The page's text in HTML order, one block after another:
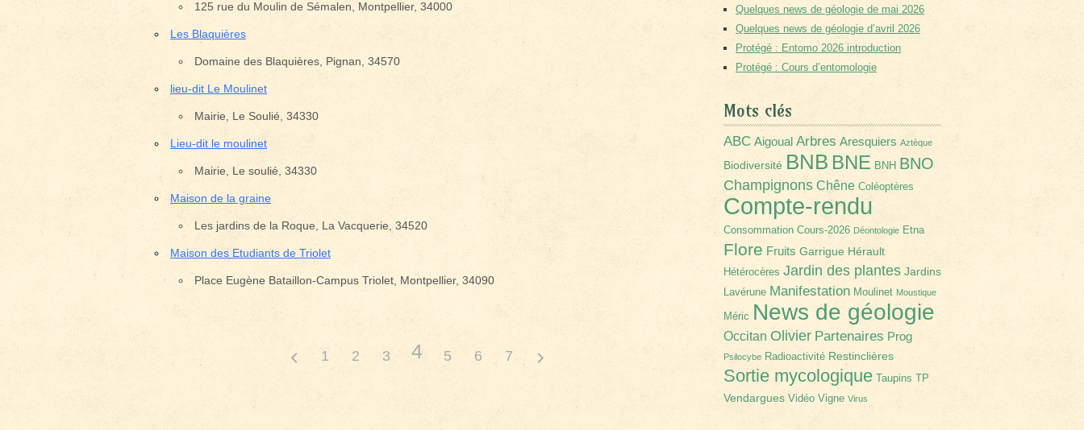
125 rue du Moulin de Sémalen, Montpellier, 34000
Les Blaquières
Domaine des Blaquières, Pignan, 34570
lieu-dit Le Moulinet
Mairie, Le Soulié, 34330
Lieu-dit le moulinet
Mairie, Le soulié, 34330
Maison de la graine
Les jardins de la Roque, La Vacquerie, 34520
Maison des Etudiants de Triolet
Place Eugène Bataillon-Campus Triolet, Montpellier, 34090
1 2 3 4 5 6 7
Quelques news de géologie de mai 2026
Quelques news de géologie d’avril 2026
Protégé : Entomo 2026 introduction
Protégé : Cours d’entomologie
Mots clés
ABC Aigoual Arbres Aresquiers Aztèque
Biodiversité BNB BNE BNH BNO
Champignons Chêne Coléoptères
Compte-rendu
Consommation Cours-2026 Déontologie Etna
Flore Fruits Garrigue Hérault
Hétérocères Jardin des plantes Jardins
Lavérune Manifestation Moulinet Moustique
Méric News de géologie
Occitan Olivier Partenaires Prog
Psilocybe Radioactivité Restinclières
Sortie mycologique Taupins TP
Vendargues Vidéo Vigne Virus